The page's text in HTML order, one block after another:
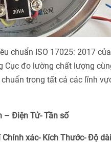
chuẩn ISO 17025: 2017
Cục đo lường chất lượng
chuẩn trong tất cả các lĩnh
– Điện Tử- Tần số
Chính xác- Kích Thước- Độ